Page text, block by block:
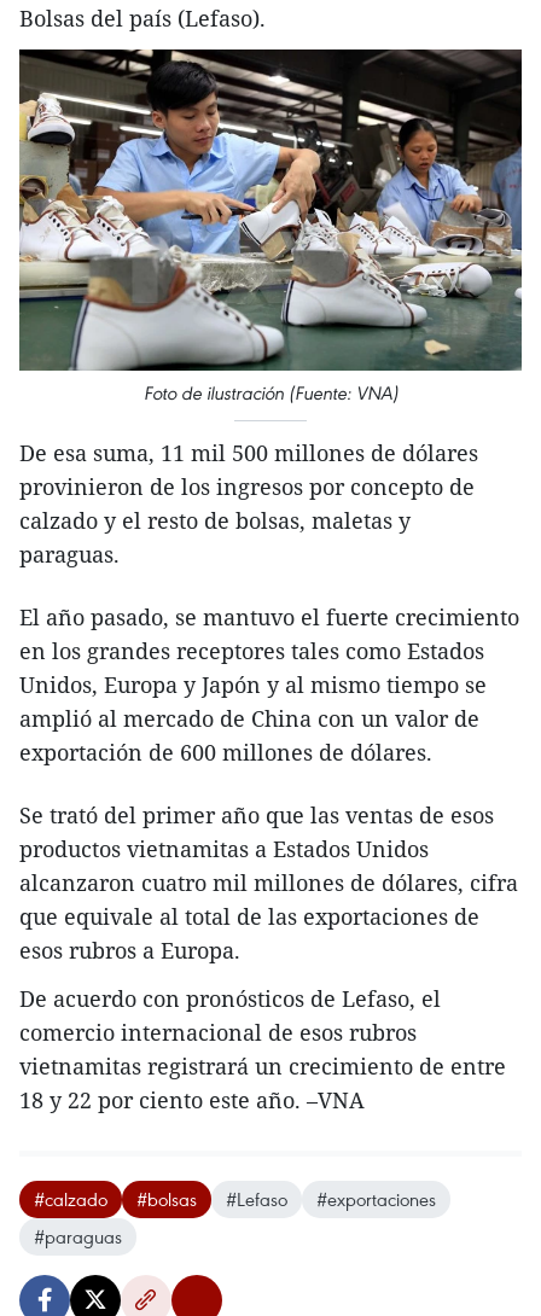
Bolsas del país (Lefaso).
Foto de ilustración (Fuente: VNA)
De esa suma, 11 mil 500 millones de dólares
provinieron de los ingresos por concepto de
calzado y el resto de bolsas, maletas y
paraguas.
El año pasado, se mantuvo el fuerte crecimiento
en los grandes receptores tales como Estados
Unidos, Europa y Japón y al mismo tiempo se
amplió al mercado de China con un valor de
exportación de 600 millones de dólares.
Se trató del primer año que las ventas de esos
productos vietnamitas a Estados Unidos
alcanzaron cuatro mil millones de dólares, cifra
que equivale al total de las exportaciones de
esos rubros a Europa.
De acuerdo con pronósticos de Lefaso, el
comercio internacional de esos rubros
vietnamitas registrará un crecimiento de entre
18 y 22 por ciento este año. –VNA
#calzado #bolsas #Lefaso
#exportaciones
#paraguas